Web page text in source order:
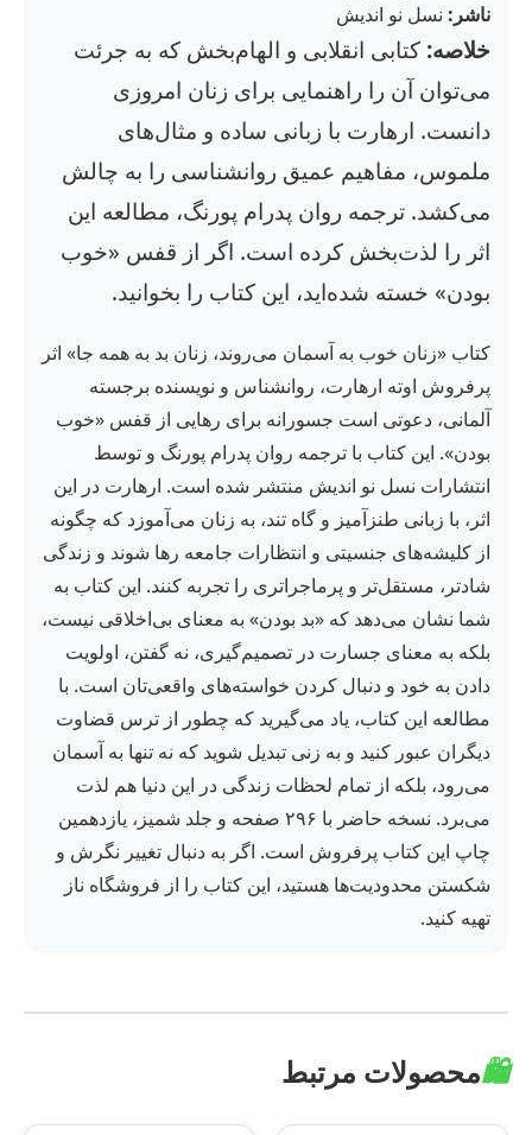
ناشر: نسل نو اندیش
خلاصه: کتابی انقلابی و الهام‌بخش که به جرئت
می‌توان آن را راهنمایی برای زنان امروزی
دانست. ارهارت با زبانی ساده و مثال‌های
ملموس، مفاهیم عمیق روانشناسی را به چالش
می‌کشد. ترجمه روان پدرام پورنگ، مطالعه این
اثر را لذت‌بخش کرده است. اگر از قفس «خوب
بودن» خسته شده‌اید، این کتاب را بخوانید.
کتاب «زنان خوب به آسمان می‌روند، زنان بد به همه جا» اثر
پرفروش اوته ارهارت، روانشناس و نویسنده برجسته
آلمانی، دعوتی است جسورانه برای رهایی از قفس «خوب
بودن». این کتاب با ترجمه روان پدرام پورنگ و توسط
انتشارات نسل نو اندیش منتشر شده است. ارهارت در این
اثر، با زبانی طنزآمیز و گاه تند، به زنان می‌آموزد که چگونه
از کلیشه‌های جنسیتی و انتظارات جامعه رها شوند و زندگی
شادتر، مستقل‌تر و پرماجراتری را تجربه کنند. این کتاب به
شما نشان می‌دهد که «بد بودن» به معنای بی‌اخلاقی نیست،
بلکه به معنای جسارت در تصمیم‌گیری، نه گفتن، اولویت
دادن به خود و دنبال کردن خواسته‌های واقعی‌تان است. با
مطالعه این کتاب، یاد می‌گیرید که چطور از ترس قضاوت
دیگران عبور کنید و به زنی تبدیل شوید که نه تنها به آسمان
می‌رود، بلکه از تمام لحظات زندگی در این دنیا هم لذت
می‌برد. نسخه حاضر با ۲۹۶ صفحه و جلد شمیز، یازدهمین
چاپ این کتاب پرفروش است. اگر به دنبال تغییر نگرش و
شکستن محدودیت‌ها هستید، این کتاب را از فروشگاه ناز
تهیه کنید.
🛍️محصولات مرتبط